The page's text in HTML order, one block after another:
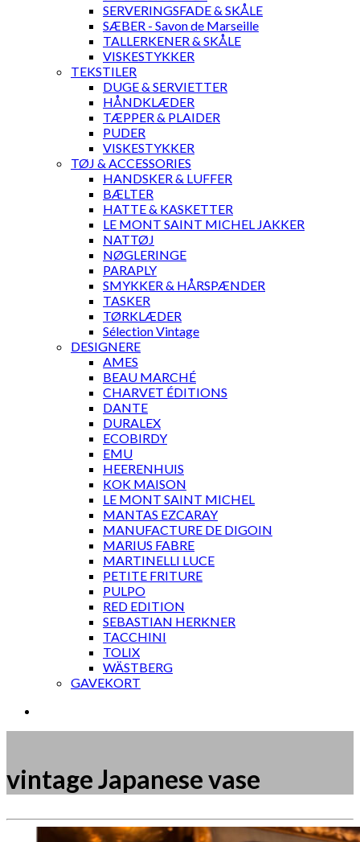
SERVERINGSFADE & SKÅLE
SÆBER - Savon de Marseille
TALLERKENER & SKÅLE
VISKESTYKKER
TEKSTILER
DUGE & SERVIETTER
HÅNDKLÆDER
TÆPPER & PLAIDER
PUDER
VISKESTYKKER
TØJ & ACCESSORIES
HANDSKER & LUFFER
BÆLTER
HATTE & KASKETTER
LE MONT SAINT MICHEL JAKKER
NATTØJ
NØGLERINGE
PARAPLY
SMYKKER & HÅRSPÆNDER
TASKER
TØRKLÆDER
Sélection Vintage
DESIGNERE
AMES
BEAU MARCHÉ
CHARVET ÉDITIONS
DANTE
DURALEX
ECOBIRDY
EMU
HEERENHUIS
KOK MAISON
LE MONT SAINT MICHEL
MANTAS EZCARAY
MANUFACTURE DE DIGOIN
MARIUS FABRE
MARTINELLI LUCE
PETITE FRITURE
PULPO
RED EDITION
SEBASTIAN HERKNER
TACCHINI
TOLIX
WÄSTBERG
GAVEKORT
vintage Japanese vase
Måske kunne nogle af disse produkter have din